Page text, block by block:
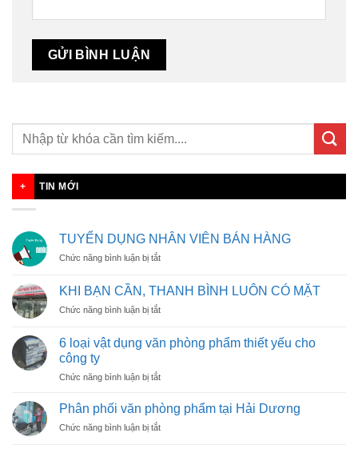
TIN MỚI
TUYỂN DỤNG NHÂN VIÊN BÁN HÀNG
Chức năng bình luận bị tắtở
DỤNG
NHÂN
VIÊN
HÀNG
KHI BẠN CẦN, THANH BÌNH LUÔN CÓ MẶT
Chức năng bình luận bị tắtở
CẦN,
BÌNH
CÓ
MẶT
6 loại vật dụng văn phòng phẩm thiết yếu cho
công ty
Chức năng bình luận bị tắtở
loại
dụng
Phân phối văn phòng phẩm tại Hải Dương
Chức năng bình luận bị tắtở